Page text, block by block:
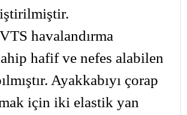
havalandırma
hafif ve nefes alabilen
Ayakkabıyı çorap
için iki elastik yan